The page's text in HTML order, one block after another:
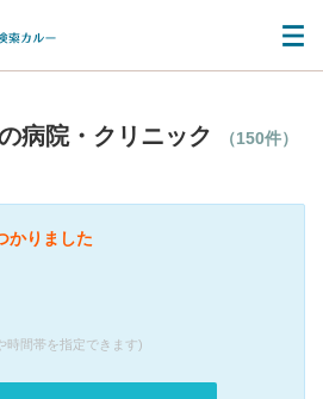
病院・クリニック （150件）
かりました
時間帯を指定できます)